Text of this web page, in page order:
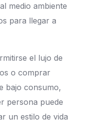
medio ambiente
para llegar a
el lujo de
o comprar
bajo consumo,
persona puede
un estilo de vida